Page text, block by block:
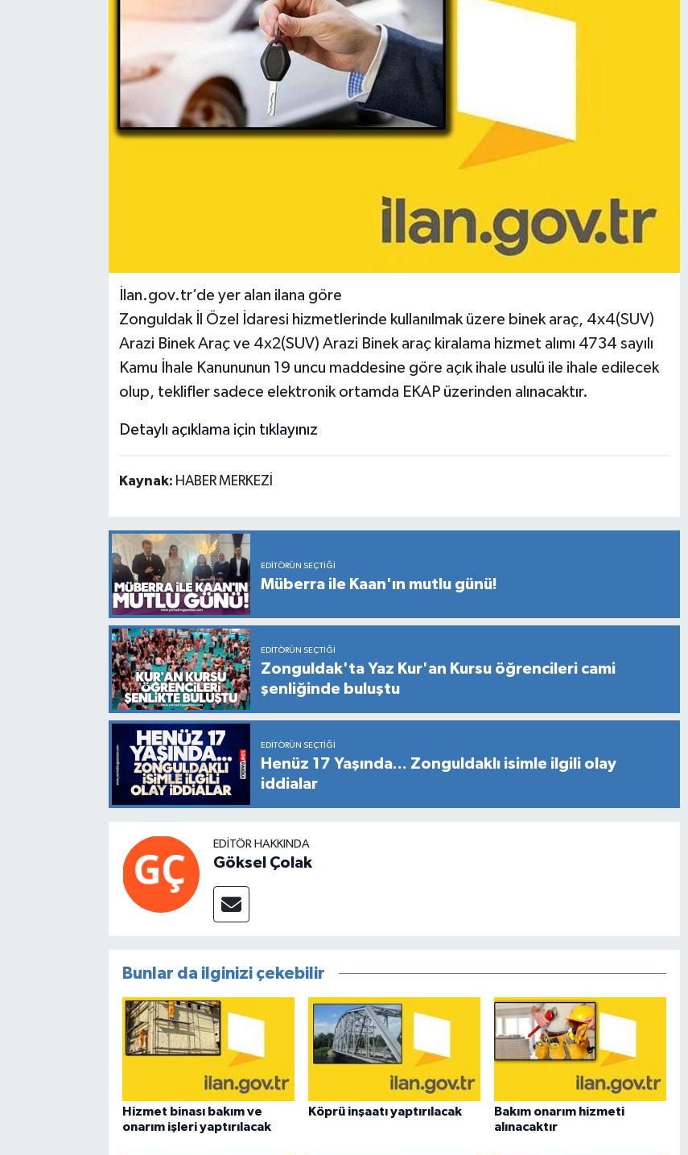
İlan.gov.tr’de yer alan ilana göre
Zonguldak İl Özel İdaresi hizmetlerinde kullanılmak üzere binek araç, 4x4(SUV)
Arazi Binek Araç ve 4x2(SUV) Arazi Binek araç kiralama hizmet alımı 4734 sayılı
Kamu İhale Kanununun 19 uncu maddesine göre açık ihale usulü ile ihale edilecek
olup, teklifler sadece elektronik ortamda EKAP üzerinden alınacaktır.
Detaylı açıklama için tıklayınız
Kaynak: HABER MERKEZİ
EDITÖRÜN SEÇTIĞI
Müberra ile Kaan'ın mutlu günü!
EDITÖRÜN SEÇTIĞI
Zonguldak'ta Yaz Kur'an Kursu öğrencileri cami
şenliğinde buluştu
EDITÖRÜN SEÇTIĞI
Henüz 17 Yaşında... Zonguldaklı isimle ilgili olay
iddialar
EDITÖR HAKKINDA
Göksel Çolak
Bunlar da ilginizi çekebilir
Hizmet binası bakım ve
onarım işleri yaptırılacak
Köprü inşaatı yaptırılacak
Bakım onarım hizmeti
alınacaktır